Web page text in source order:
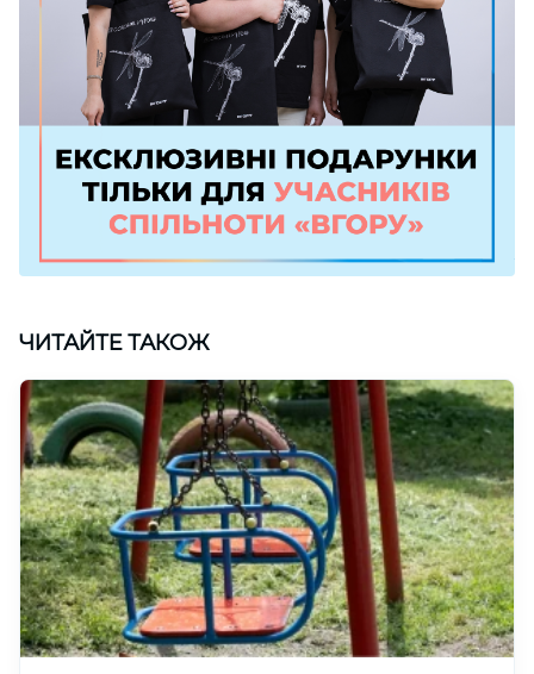
ЧИТАЙТЕ ТАКОЖ